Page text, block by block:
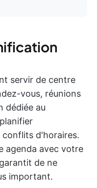
servir de centre
vous, réunions
dédiée au
d'horaires.
agenda avec votre
de ne
important.